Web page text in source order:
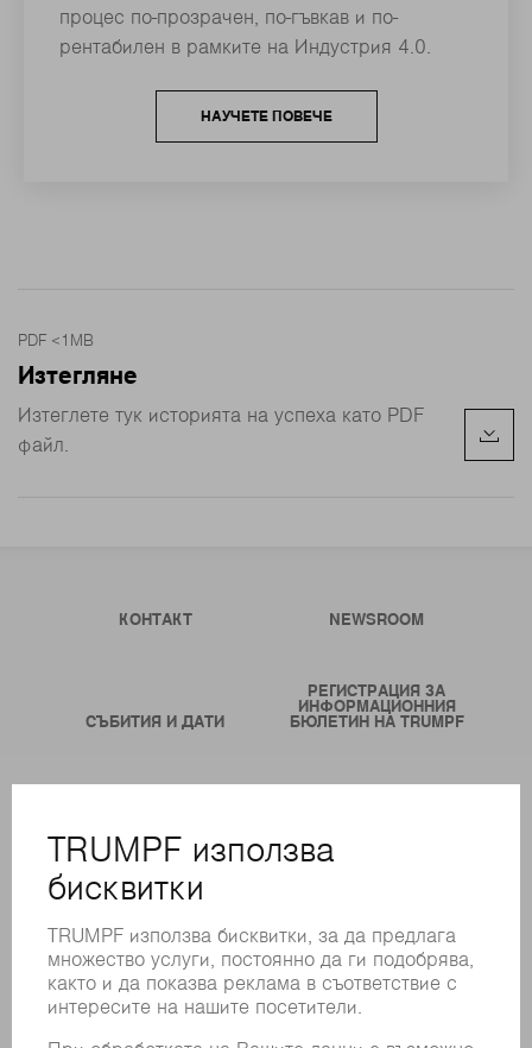
процес по-прозрачен, по-гъвкав и по-
рентабилен в рамките на Индустрия 4.0.
НАУЧЕТЕ ПОВЕЧЕ
PDF <1MB
Изтегляне
Изтеглете тук историята на успеха като PDF
файл.
КОНТАКТ NEWSROOM
СЪБИТИЯ И ДАТИ
РЕГИСТРАЦИЯ ЗА
ИНФОРМАЦИОННИЯ
БЮЛЕТИН НА TRUMPF
ОНЛАЙН УСЛУГИ
КОНТАКТИ
ФИЛИАЛИ
РЕГИСТРИРАНЕ ЗА БЮЛЕТИН
MYTRUMPF
ИНФОРМАЦИОННИ ЛИСТОВЕ ЗА БЕЗОПАСНОСТ
ПРОДУКТИ
МАШИНИ & СИСТЕМИ